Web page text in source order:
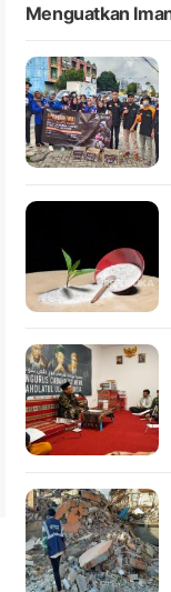
Menguatkan